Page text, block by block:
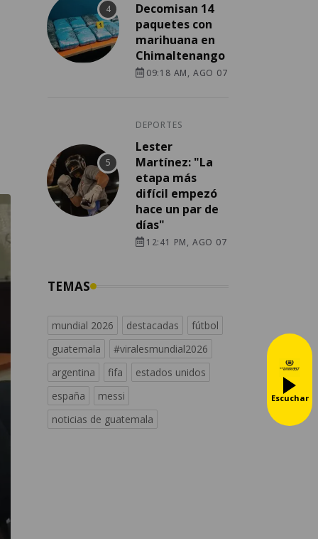
Decomisan 14
paquetes con
marihuana en
Chimaltenango
09:18 AM, AGO 07
DEPORTES
Lester
Martínez: "La
etapa más
difícil empezó
hace un par de
días"
12:41 PM, AGO 07
TEMAS
mundial 2026 destacadas
fútbol
guatemala
#viralesmundial2026
argentina
fifa
estados unidos
españa
messi
noticias de guatemala
Escuchar